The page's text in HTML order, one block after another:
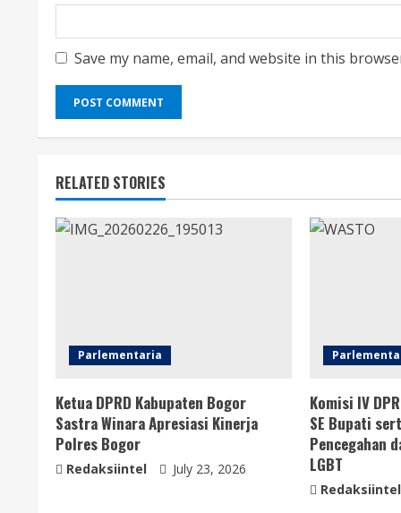
Save my name, email, and website in this
RELATED STORIES
Parlementaria
Ketua DPRD Kabupaten Bogor
Sastra Winara Apresiasi Kinerja
Polres Bogor
Redaksiintel July 23, 2026
Komisi IV
SE Bupati
Pencegahan
LGBT
Redaksiintel